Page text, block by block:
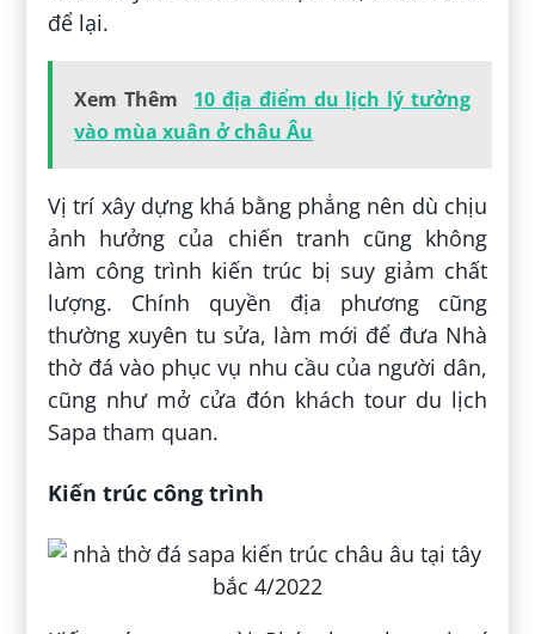
để lại.
Xem Thêm
10 địa điểm du lịch lý tưởng
vào mùa xuân ở châu Âu
Vị trí xây dựng khá bằng phẳng nên dù chịu
ảnh hưởng của chiến tranh cũng không
làm công trình kiến trúc bị suy giảm chất
lượng. Chính quyền địa phương cũng
thường xuyên tu sửa, làm mới để đưa Nhà
thờ đá vào phục vụ nhu cầu của người dân,
cũng như mở cửa đón khách tour du lịch
Sapa tham quan.
Kiến trúc công trình